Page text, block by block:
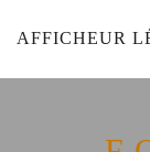
AFFICHEUR